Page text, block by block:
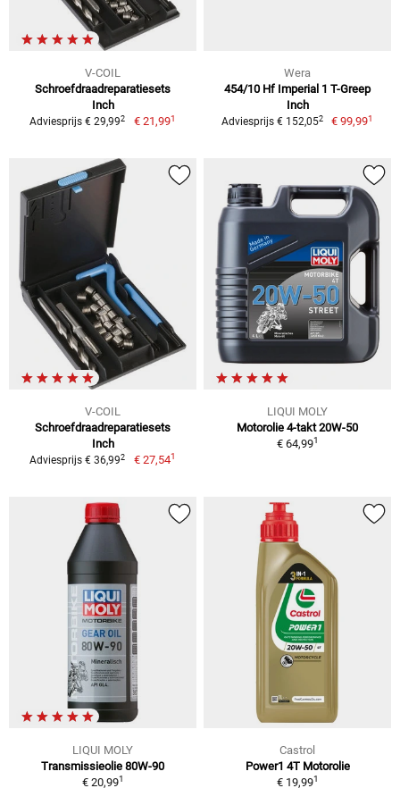
V-COIL
Schroefdraadreparatiesets
Inch
Adviesprijs € 29,992 € 21,991
Wera
454/10 Hf Imperial 1 T-Greep
Inch
Adviesprijs € 152,052 € 99,991
V-COIL
Schroefdraadreparatiesets
Inch
Adviesprijs € 36,992 € 27,541
LIQUI MOLY
Motorolie 4-takt 20W-50
€ 64,991
LIQUI MOLY
Transmissieolie 80W-90
€ 20,991
Castrol
Power1 4T Motorolie
€ 19,991